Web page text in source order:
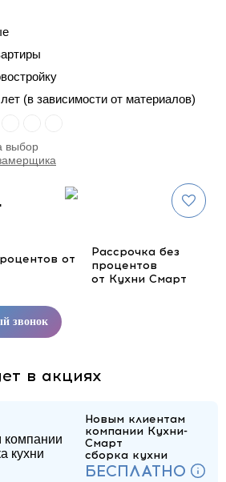
(в зависимости от материалов)
выбор
Рассрочка без
процентов
от Кухни Смарт
звонок
в акциях
Новым клиентам
компании Кухни-
Смарт
сборка кухни
БЕСПЛАТНО